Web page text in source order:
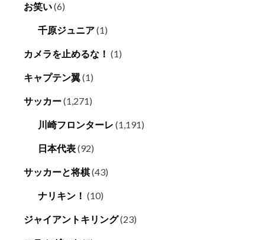
お笑い(6)
千原ジュニア(1)
カメラを止めるな！ (1)
キャプテン翼(1)
サッカー(1,271)
川崎フロンターレ (1,191)
日本代表(92)
サッカーと将棋(43)
ナリキン！ (10)
ジャイアントキリング(23)